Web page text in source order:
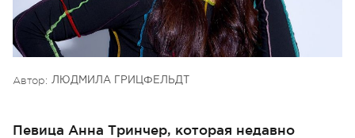
Автор: ЛЮДМИЛА ГРИЦФЕЛЬДТ
Певица Анна Тринчер, которая недавно